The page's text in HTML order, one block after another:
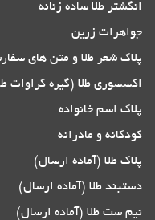
انگشتر طلا ساده زنانه
جواهرات زرین
پلاک شعر طلا و متن های
اکسسوری طلا (گیره کراوات
پلاک اسم خانواده
کودکانه و مادرانه
پلاک طلا (آماده ارسال)
دستبند طلا (آماده ارسال)
نیم ست طلا (آماده ارسال)